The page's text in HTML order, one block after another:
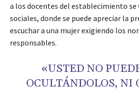
a los docentes del establecimiento se
sociales, donde se puede apreciar la
escuchar a una mujer exigiendo los
responsables.
«USTED NO
OCULTÁNDOLOS, NI